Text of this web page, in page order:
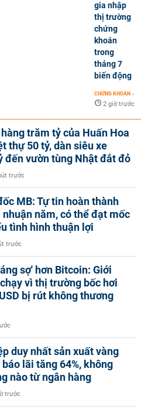
gia nhập
thị trường
chứng
khoán
trong
tháng 7
biến động
CHỨNG KHOÁN -
2 giờ trước
trăm tỷ của Huấn Hoa
thự 50 tỷ, dàn siêu xe
đến vườn tùng Nhật đắt đỏ
trước
MB: Tự tin hoàn thành
nhuận năm, có thể đạt mốc
tình hình thuận lợi
trước
sợ' hơn Bitcoin: Giới
vì thị trường bốc hơi
bị rút không thương
duy nhất sản xuất vàng
lãi tăng 64%, không
nào từ ngân hàng
trước